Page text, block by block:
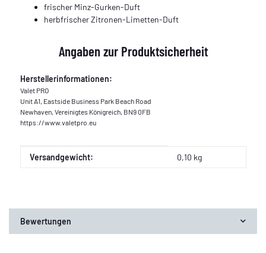
frischer Minz-Gurken-Duft
herbfrischer Zitronen-Limetten-Duft
Angaben zur Produktsicherheit
Herstellerinformationen:
Valet PRO
Unit A1, Eastside Business Park Beach Road
Newhaven, Vereinigtes Königreich, BN9 0FB
https://www.valetpro.eu
Produkteigenschaft
Wert
Versandgewicht: 0,10 kg
Bewertungen